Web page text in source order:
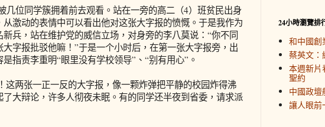
位同学簇拥着前去观看。站在一旁的高二（4）班贫民出身
激动的表情中可以看出他对这张大字报的愤慨。于是我作为
兵，站在维护党的威信立场，对身旁的李八莫说：“你不同
字报批驳他嘛！”于是一个小时后，在第一张大字报旁，出
指责李重明“眼里没有学校领导”、“别有用心”。
两张一正一反的大字报，像一颗炸弹把平静的校园炸得沸
大辩论，许多人彻夜未眠。有的同学还半夜到省委，请求派
24小時瀏覽排
和中國創
蔡英文：
本週新片
聖約
中國政壇
讓人眼前